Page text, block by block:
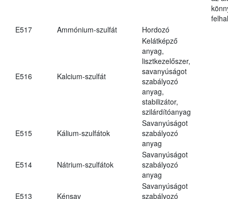
E517
Ammónium-szulfát Hordozó
E516 Kalcium-szulfát
Kelátképző
anyag,
lisztkezelőszer,
savanyúságot
szabályozó
anyag,
stabilizátor,
szilárdítóanyag
E515 Kálium-szulfátok
Savanyúságot
szabályozó
anyag
E514 Nátrium-szulfátok
Savanyúságot
szabályozó
anyag
E513 Kénsav
Savanyúságot
szabályozó